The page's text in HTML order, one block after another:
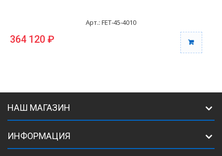
Арт.: FET-45-4010
364 120 ₽
НАШ МАГАЗИН
ИНФОРМАЦИЯ